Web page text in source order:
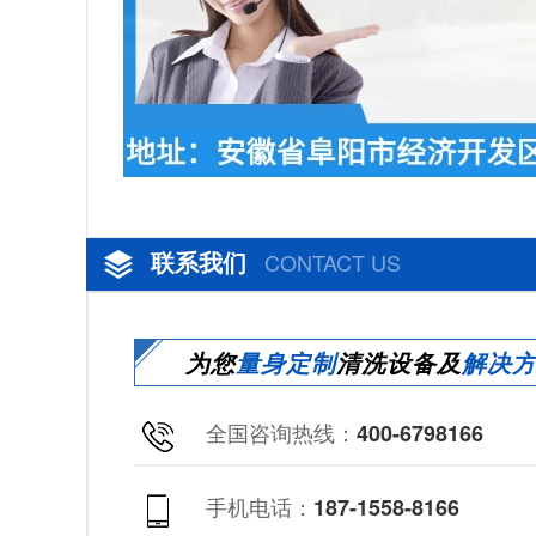
联系我们 CONTACT US
为您量身定制清洗设备及解决
全国咨询热线： 400-6798166
手机电话： 187-1558-8166